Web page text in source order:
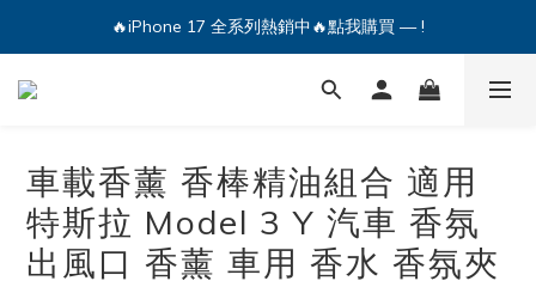
🔥iPhone 17 全系列熱銷中🔥點我購買 — !
💕加入Q哥 Line 新好友領優惠券！🎫
🔥iPhone 17 全系列熱銷中🔥點我購買 — !
車載香薰 香棒精油組合 適用
特斯拉 Model 3 Y 汽車 香氛
出風口 香薰 車用 香水 香氛夾